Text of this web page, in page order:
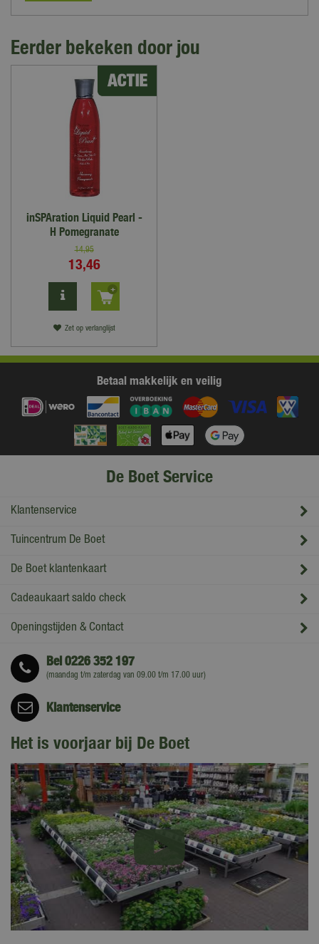
Eerder bekeken door jou
inSPAration Liquid Pearl -
H Pomegranate
14,95
13,46
Zet op verlanglijst
Betaal makkelijk en veilig
De Boet Service
Klantenservice
Tuincentrum De Boet
De Boet klantenkaart
Cadeaukaart saldo check
Openingstijden & Contact
Bel0226 352 197
(maandag t/m zaterdag van 09.00 t/m 17.00 uur)
Klantenservice
Het is voorjaar bij De Boet